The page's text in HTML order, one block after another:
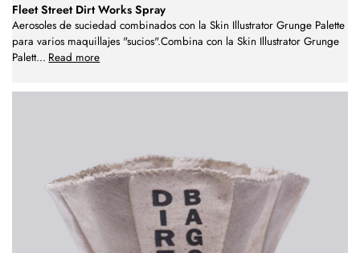
Fleet Street Dirt Works Spray
Aerosoles de suciedad combinados con la Skin Illustrator Grunge Palette
para varios maquillajes "sucios".Combina con la Skin Illustrator Grunge
Palett... Read more